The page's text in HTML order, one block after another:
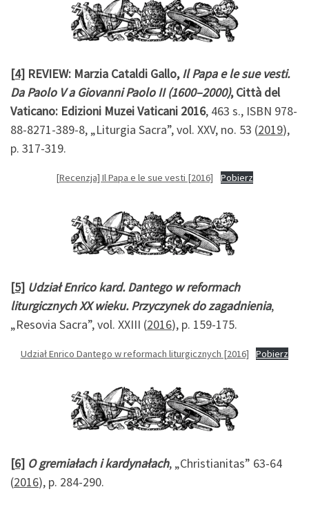
[4] REVIEW: Marzia Cataldi Gallo,Il Papa e le sue vesti.
Da Paolo V a Giovanni Paolo II (1600–2000), Città del
Vaticano: Edizioni Muzei Vaticani 2016, 463 s., ISBN 978-
88-8271-389-8, „Liturgia Sacra”, vol. XXV, no. 53 (2019),
p. 317-319.
[Recenzja] Il Papa e le sue vesti [2016] Pobierz
[5] Udział Enrico kard. Dantego w reformach
liturgicznych XX wieku. Przyczynek do zagadnienia,
„Resovia Sacra”, vol. XXIII (2016), p. 159-175.
Udział Enrico Dantego w reformach liturgicznych [2016] Pobierz
[6] O gremiałach i kardynałach, „Christianitas” 63-64
(2016), p. 284-290.